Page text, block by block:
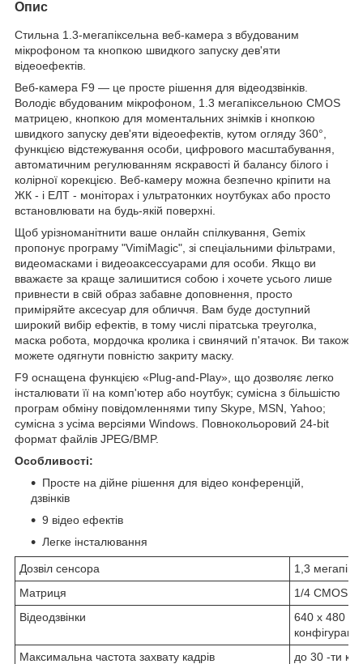
Опис
Стильна 1.3-мегапіксельна веб-камера з вбудованим
мікрофоном та кнопкою швидкого запуску дев'яти
відеоефектів.
Веб-камера F9 — це просте рішення для відеодзвінків.
Володіє вбудованим мікрофоном, 1.3 мегапіксельною СМОЅ
матрицею, кнопкою для моментальних знімків і кнопкою
швидкого запуску дев'яти відеоефектів, кутом огляду 360°,
функцією відстежування особи, цифрового масштабування,
автоматичним регулюванням яскравості й балансу білого і
колірної корекцією. Веб-камеру можна безпечно кріпити на
ЖК - і ЕЛТ - моніторах і ультратонких ноутбуках або просто
встановлювати на будь-якій поверхні.
Щоб урізноманітнити ваше онлайн спілкування, Gemix
пропонує програму "VimiMagic", зі спеціальними фільтрами,
видеомасками і видеоаксессуарами для особи. Якщо ви
вважаєте за краще залишитися собою і хочете усього лише
привнести в свій образ забавне доповнення, просто
приміряйте аксесуар для обличчя. Вам буде доступний
широкий вибір ефектів, в тому числі піратська треуголка,
маска робота, мордочка кролика і свинячий п'ятачок. Ви також
можете одягнути повністю закриту маску.
F9 оснащена функцією «Plug-and-Play», що дозволяє легко
інсталювати її на комп'ютер або ноутбук; сумісна з більшістю
програм обміну повідомленнями типу Skype, MSN, Yahoo;
сумісна з усіма версіями Windows. Повнокольоровий 24-bit
формат файлів JPEG/BMP.
Особливості:
Просте на дійне рішення для відео конференцій,
дзвінків
9 відео ефектів
Легке інсталювання
Дозвіл сенсора
1,3
Матриця
1/4 CMOS
Відеодзвінки
640 x 480
конфігурації)
Максимальна частота захвату кадрів
до 30 -ти